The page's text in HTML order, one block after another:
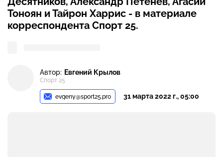
Тоноян и Тайрон Харрис - в материале
корреспондента Спорт 25.
Автор: Евгений Крылов
Спорт 25
evgeny@sport25.pro 31 марта 2022 г., 05:00